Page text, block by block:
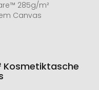
285g/m²
Canvas